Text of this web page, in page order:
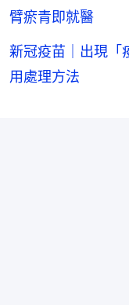
臂瘀青即就醫
新冠疫苗｜出現「
用處理方法